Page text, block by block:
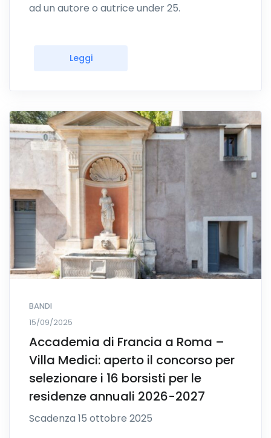
ad un autore o autrice under 25.
Leggi
BANDI
15/09/2025
Accademia di Francia a Roma –
Villa Medici: aperto il concorso per
selezionare i 16 borsisti per le
residenze annuali 2026-2027
Scadenza 15 ottobre 2025